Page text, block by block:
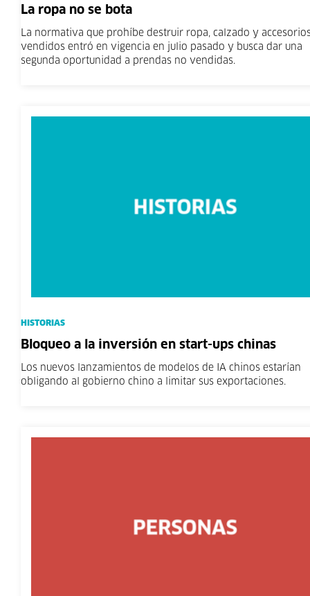
La ropa no se bota
La normativa que prohíbe destruir ropa, calzado y
vendidos entró en vigencia en julio pasado y busca dar una
segunda oportunidad a prendas no vendidas.
HISTORIAS
Bloqueo a la inversión en start-ups chinas
Los nuevos lanzamientos de modelos de IA chinos estarían
obligando al gobierno chino a limitar sus exportaciones.